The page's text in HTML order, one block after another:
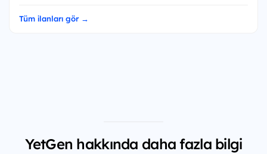
Tüm ilanları gör →
YetGen hakkında daha fazla bilgi